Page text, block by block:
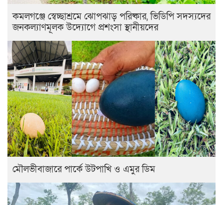
কমলগঞ্জে স্বেচ্ছাশ্রমে ঝোপঝাড় পরিষ্কার, ভিডিপি সদস্যদের
জনকল্যাণমূলক উদ্যোগে প্রশংসা স্থানীয়দের
মৌলভীবাজারে পার্কে উটপাখি ও এমুর ডিম